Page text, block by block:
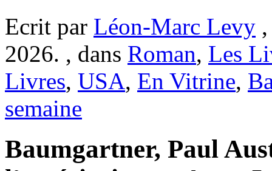
Ecrit par Léon-Marc Levy
2026. , dans Roman, Les
Livres, USA, En Vitrine,
semaine
Baumgartner, Paul